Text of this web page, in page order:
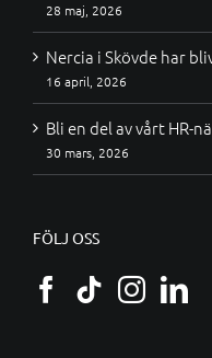
28 maj, 2026
Nercia i Skövde har
16 april, 2026
Bli en del av vårt HR-
30 mars, 2026
FÖLJ OSS